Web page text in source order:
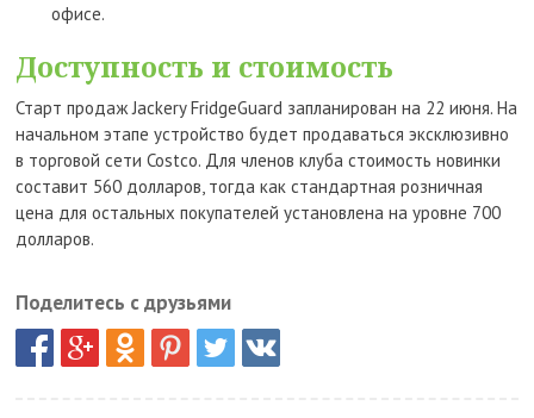
офисе.
Доступность и стоимость
Старт продаж Jackery FridgeGuard запланирован на 22 июня. На
начальном этапе устройство будет продаваться эксклюзивно
в торговой сети Costco. Для членов клуба стоимость новинки
составит 560 долларов, тогда как стандартная розничная
цена для остальных покупателей установлена на уровне 700
долларов.
Поделитесь с друзьями